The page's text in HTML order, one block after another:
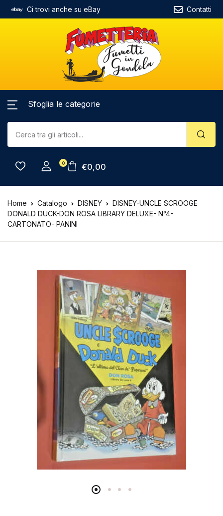
Ci trovi anche su eBay Contatti
Sfoglia le categorie
0 €0,00
Home Catalogo DISNEY
DISNEY-UNCLE SCROOGE
DONALD DUCK-DON ROSA LIBRARY DELUXE- N°4-
CARTONATO- PANINI